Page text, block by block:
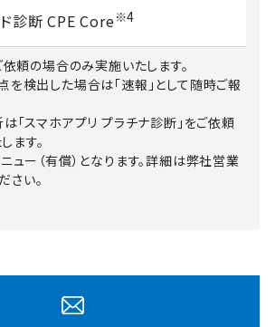
診断 CPE Core※4
頼の場合のみ実施いたします。
検出した場合は「速報」として随時ご報
「スマホアプリ プラチナ診断」をご依頼
ます。
ュー（有償）となります。詳細は弊社営業
さい。